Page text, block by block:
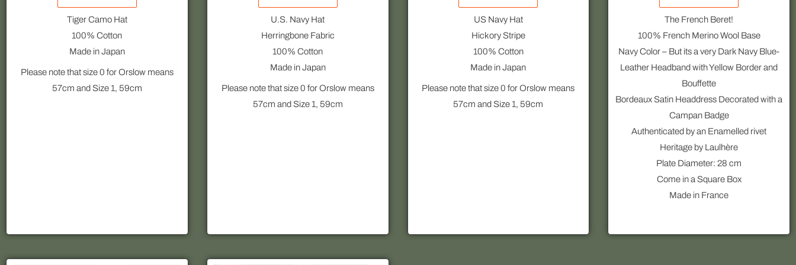
Tiger Camo Hat
100% Cotton
Made in Japan
Please note that size 0 for Orslow means
57cm and Size 1, 59cm
U.S. Navy Hat
Herringbone Fabric
100% Cotton
Made in Japan
Please note that size 0 for Orslow means
57cm and Size 1, 59cm
US Navy Hat
Hickory Stripe
100% Cotton
Made in Japan
Please note that size 0 for Orslow means
57cm and Size 1, 59cm
The French Beret!
100% French Merino Wool Base
Navy Color – But its a very Dark Navy Blue-
Leather Headband with Yellow Border and
Bouffette
Bordeaux Satin Headdress Decorated with a
Campan Badge
Authenticated by an Enamelled rivet
Heritage by Laulhère
Plate Diameter: 28 cm
Come in a Square Box
Made in France